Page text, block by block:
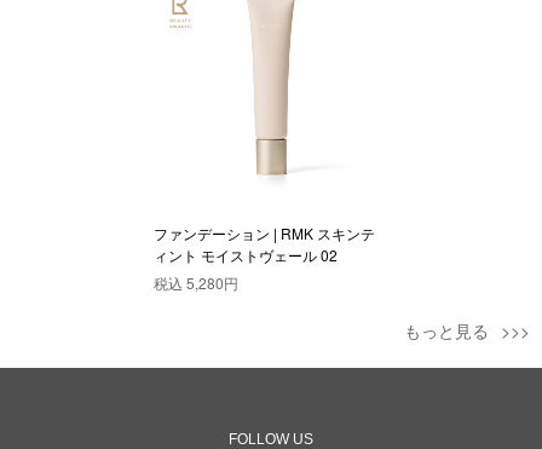
ファンデーション | RMK スキンテ
ィント モイストヴェール 02
税込 5,280円
もっと見る
FOLLOW US